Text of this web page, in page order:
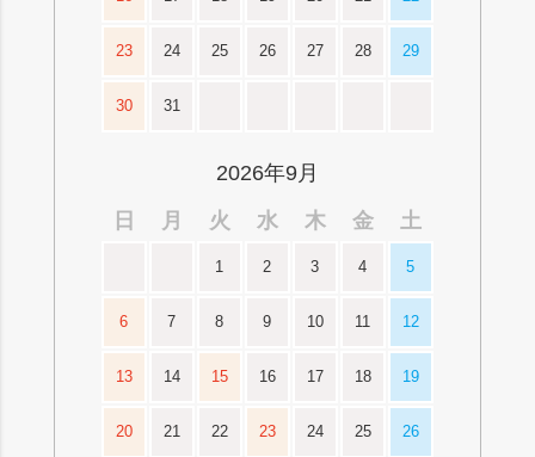
23 24 25 26 27 28 29
30 31
2026年9月
日
月 火 水 木 金 土
1 2 3 4 5
6 7 8 9 10 11 12
13 14 15 16 17 18 19
20 21 22 23 24 25 26